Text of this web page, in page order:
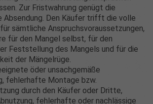
Zur Fristwahrung genügt die
Absendung. Den Käufer trifft die volle
sämtliche Anspruchsvoraussetzungen,
für den Mangel selbst, für den
Feststellung des Mangels und für die
der Mängelrüge.
öder unsachgemäße
fehlerhafte Montage bzw.
durch den Käufer oder Dritte,
fehlerhafte oder nachlässige